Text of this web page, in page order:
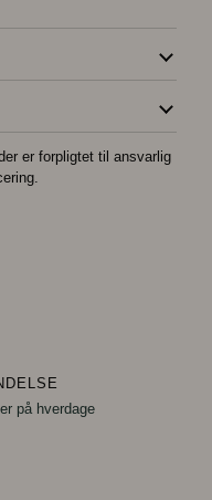
er forpligtet til ansvarlig
på hverdage